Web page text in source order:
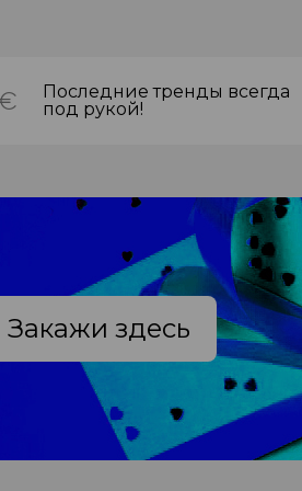
Последние тренды всегда
под рукой!
Закажи здесь